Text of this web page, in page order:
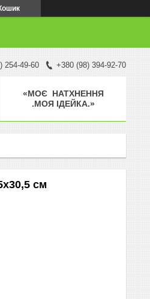
254-49-60 +380 (98) 394-92-70
«МОЄ НАТХНЕННЯ
.МОЯ ІДЕЙКА.»
см